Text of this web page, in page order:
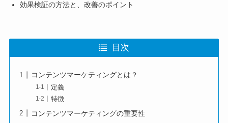
効果検証の方法と、改善のポイント
目次
コンテンツマーケティングとは？
定義
特徴
コンテンツマーケティングの重要性